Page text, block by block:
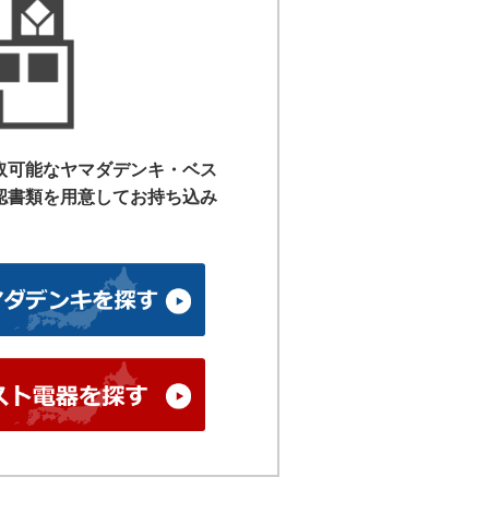
能なヤマダデンキ・ベス
書類を用意してお持ち込み